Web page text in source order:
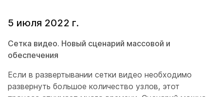
5 июля 2022 г.
Сетка видео. Новый сценарий массовой и
обеспечения
Если в развертывании сетки видео необходимо
развернуть большое количество узлов, этот